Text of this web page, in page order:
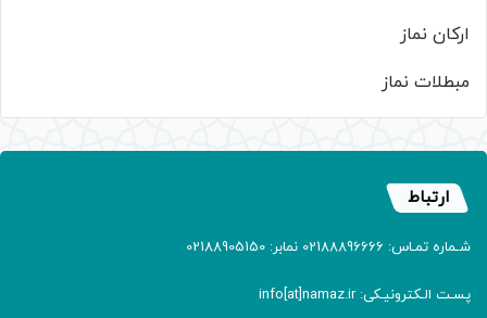
ارکان نماز
مبطلات نماز
ارتباط
شـماره تمـاس: 02188896666 نمابر: 02188905150
پسـت الـکترونیـکی: info[at]namaz.ir